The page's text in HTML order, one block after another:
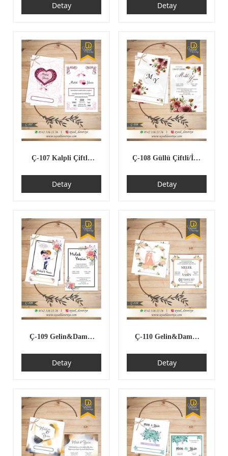
Düğün Davetiyesi
Detay
Davetiyesi
Detay
Ç-107 Kalpli Çiftli/
Davetiyesi
Detay
Ç-108 Güllü Çiftli/İpli
Davetiyesi
Detay
Ç-109 Gelin&Damat
Düğün Davetiyesi
Detay
Ç-110 Gelin&Damat
Ekonomik Düğün
Detay